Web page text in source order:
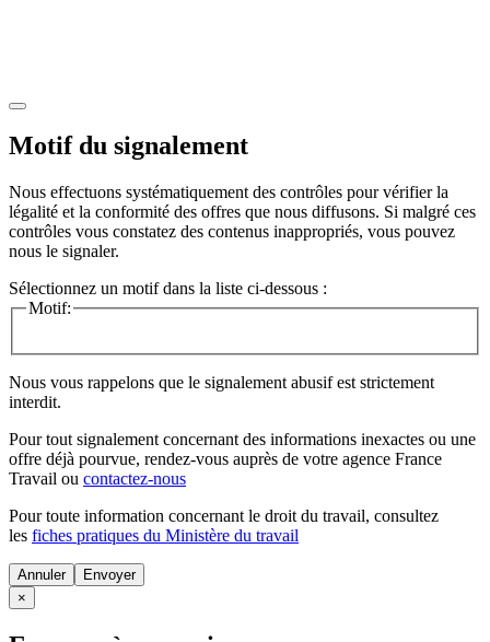
Motif du signalement
Nous effectuons systématiquement des contrôles pour vérifier la
légalité et la conformité des offres que nous diffusons. Si malgré ces
contrôles vous constatez des contenus inappropriés, vous pouvez
nous le signaler.
Sélectionnez un motif dans la liste ci-dessous :
Motif:
Nous vous rappelons que le signalement abusif est strictement
interdit.
Pour tout signalement concernant des informations inexactes ou une
offre déjà pourvue, rendez-vous auprès de votre agence France
Travail ou contactez-nous
Pour toute information concernant le droit du travail, consultez
les fiches pratiques du Ministère du travail
Annuler
×